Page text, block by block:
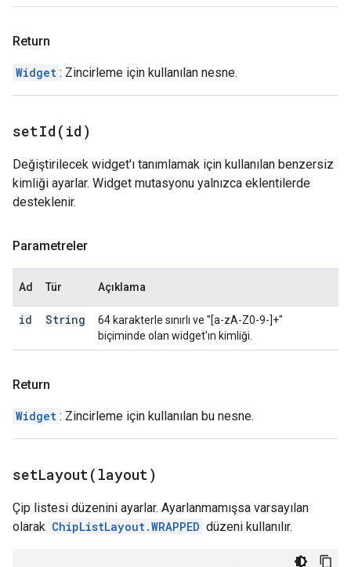
Return
Widget : Zincirleme için kullanılan nesne.
setId( id)
Değiştirilecek widget'ı tanımlamak için kullanılan benzersiz
kimliği ayarlar. Widget mutasyonu yalnızca eklentilerde
desteklenir.
Parametreler
Ad Tür Açıklama
id String
64 karakterle sınırlı ve "[a-zA-Z0-9-]+"
biçiminde olan widget'ın kimliği.
Return
Widget : Zincirleme için kullanılan bu nesne.
setLayout( layout)
Çip listesi düzenini ayarlar. Ayarlanmamışsa varsayılan
olarak ChipListLayout.WRAPPED düzeni kullanılır.